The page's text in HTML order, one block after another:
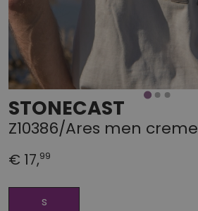
STONECAST
Z10386/Ares men creme
€ 17,99
Een paar stuks op voorraad
Bijna uitverkocht
s